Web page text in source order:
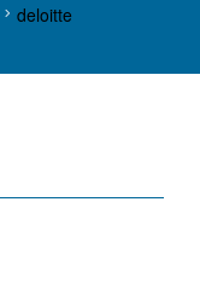
deloitte